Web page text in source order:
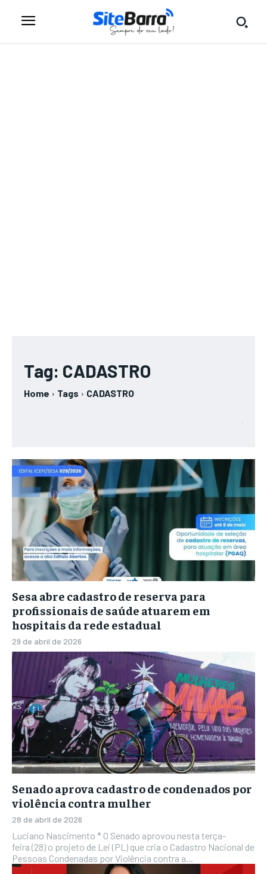
Tag: CADASTRO
Home Tags CADASTRO
Sesa abre cadastro de reserva para
profissionais de saúde atuarem em
hospitais da rede estadual
29 de abril de 2026
Senado aprova cadastro de condenados por
violência contra mulher
28 de abril de 2026
Luciano Nascimento * O Senado aprovou nesta terça-
feira (28) o projeto de Lei (PL) que cria o Cadastro Nacional de
Pessoas Condenadas por Violência contra a...